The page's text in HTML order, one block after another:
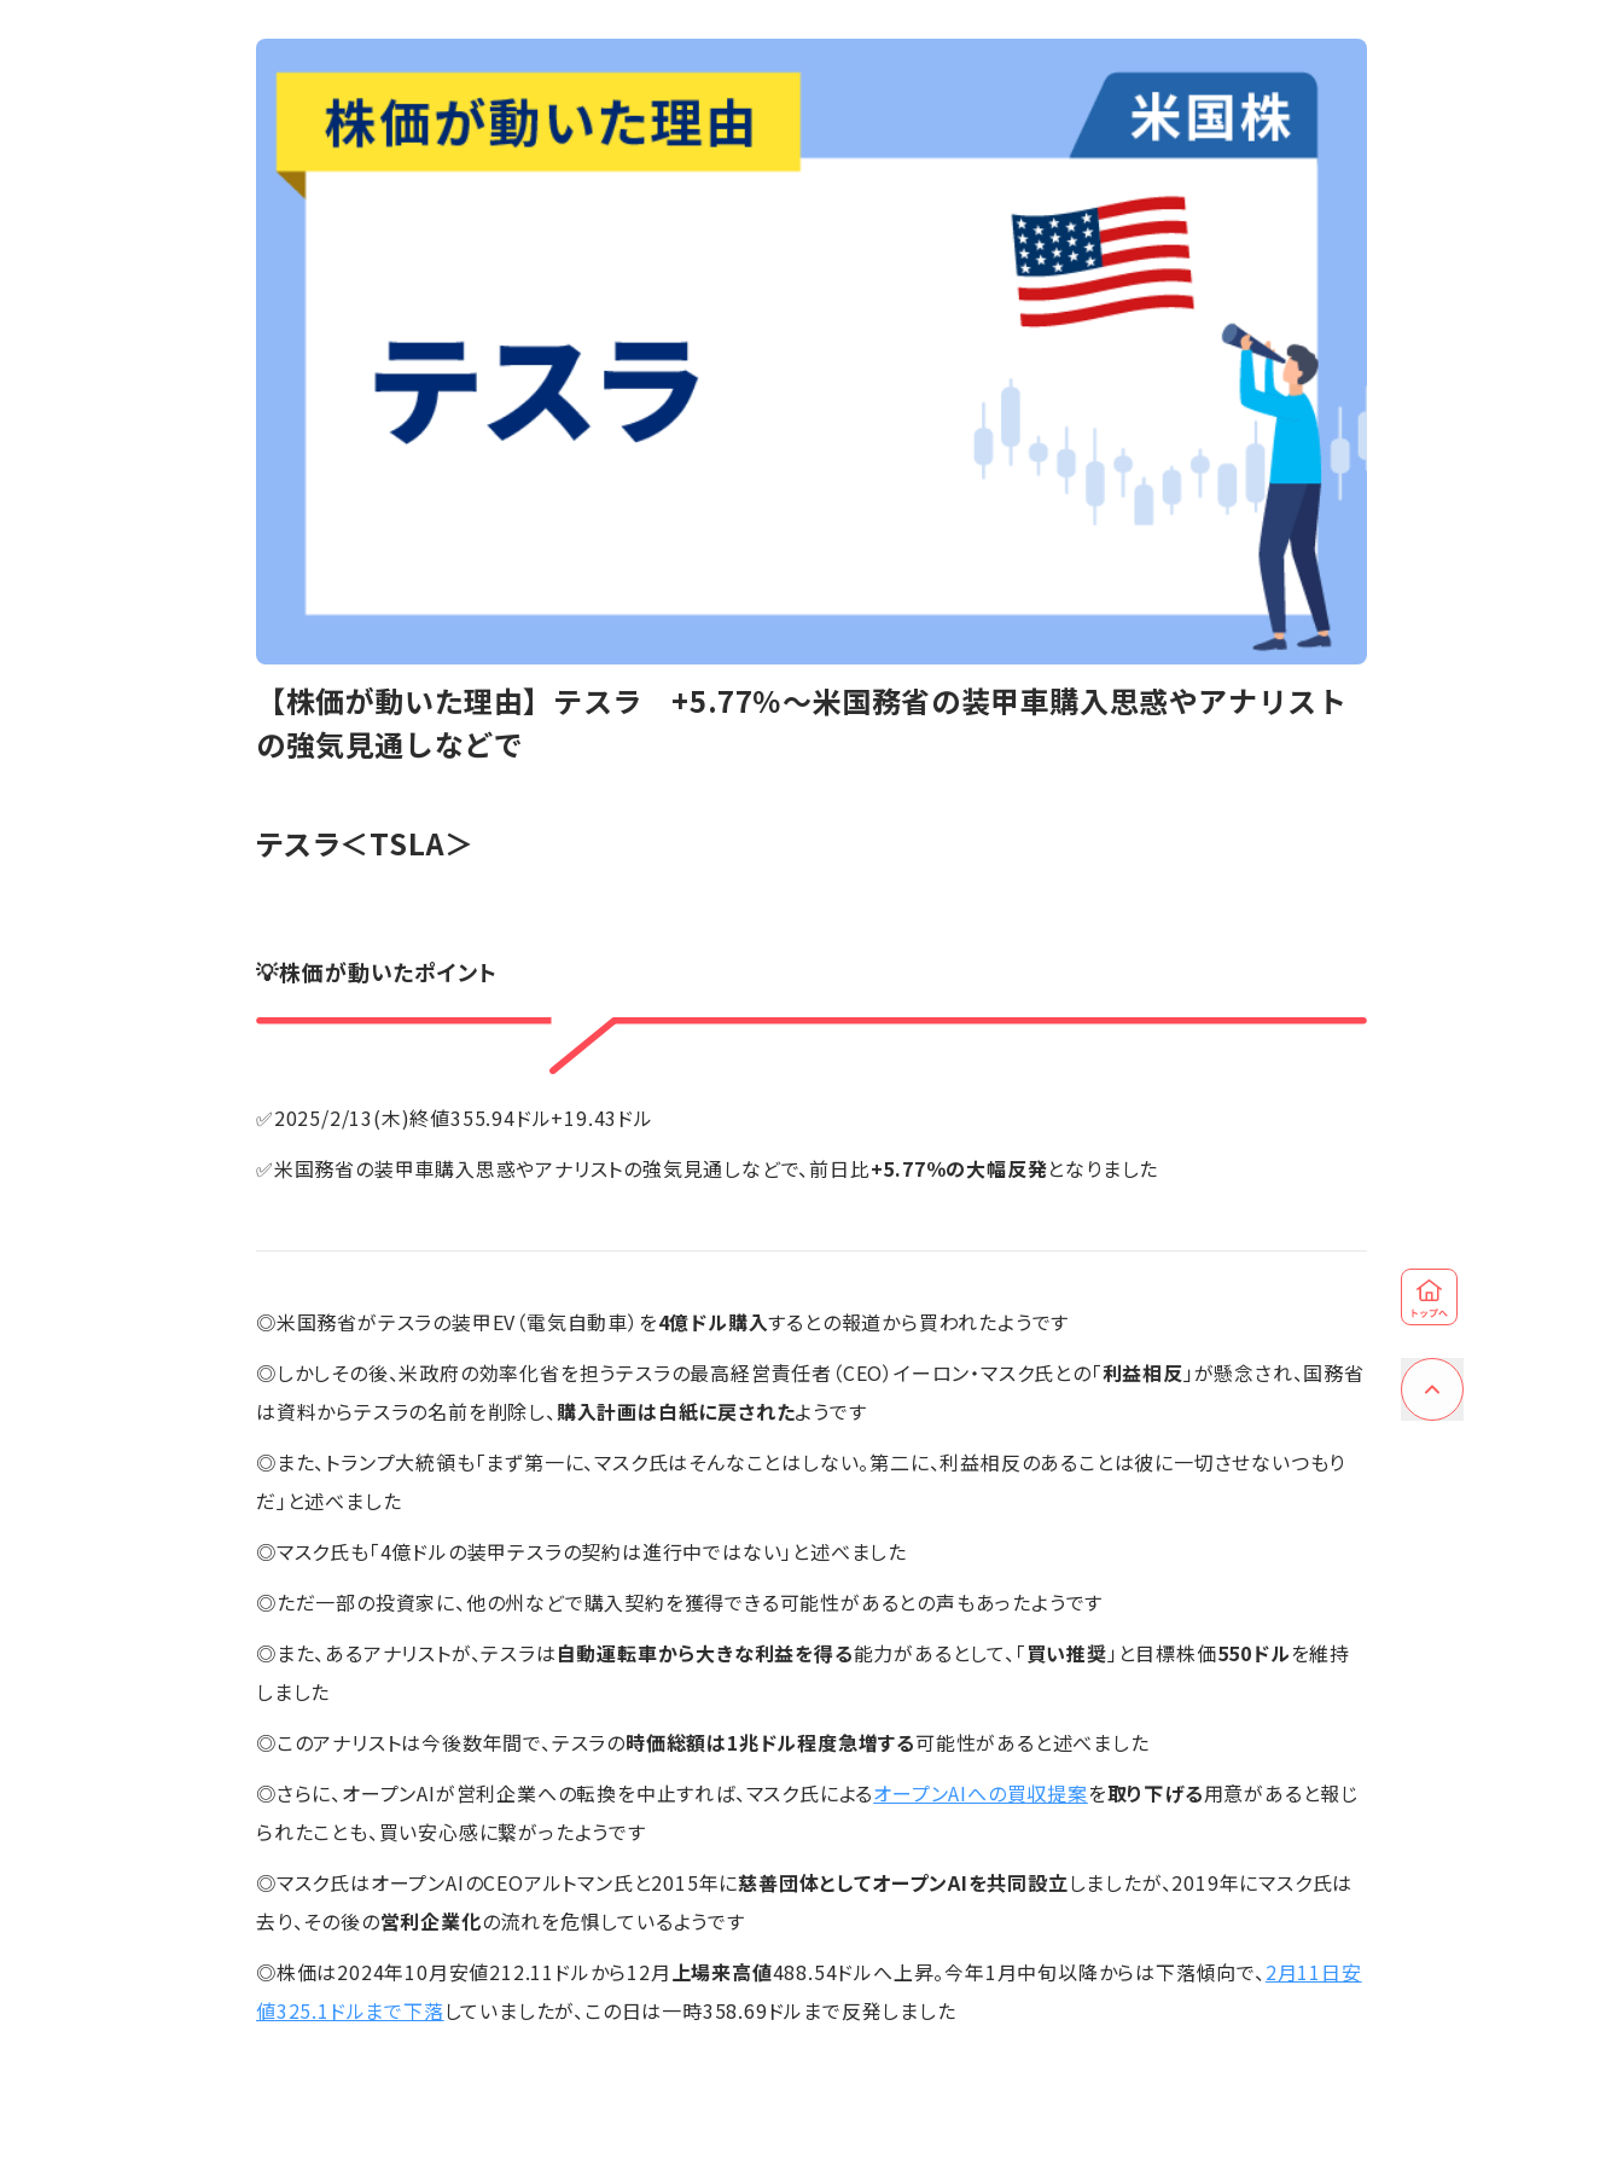
【株価が動いた理由】テスラ +5.77％～米国務省の装甲車購入思惑やアナリスト
の強気見通しなどで
テスラ＜TSLA＞
💡株価が動いたポイント
✅2025/2/13(木)終値355.94ドル+19.43ドル
✅米国務省の装甲車購入思惑やアナリストの強気見通しなどで、前日比+5.77％の大幅反発となりました
◎米国務省がテスラの装甲EV（電気自動車）を4億ドル購入するとの報道から買われたようです
◎しかしその後、米政府の効率化省を担うテスラの最高経営責任者（CEO）イーロン・マスク氏との「利益相反 」が懸念され、国務省
は資料からテスラの名前を削除し、購入計画は白紙に戻されたようです
◎また、トランプ大統領も「まず第一に、マスク氏はそんなことはしない。第二に、利益相反のあることは彼に一切させないつもり
だ」と述べました
◎マスク氏も「4億ドルの装甲テスラの契約は進行中ではない」と述べました
◎ただ一部の投資家に、他の州などで購入契約を獲得できる可能性があるとの声もあったようです
◎また、あるアナリストが、テスラは自動運転車から大きな利益を得る能力があるとして、「買い推奨 」と目標株価550ドルを維持
しました
◎このアナリストは今後数年間で、テスラの時価総額は1兆ドル程度急増する可能性があると述べました
◎さらに、オープンAIが営利企業への転換を中止すれば、マスク氏によるオープンAIへの買収提案を取り下げる用意があると報じ
られたことも、買い安心感に繋がったようです
◎マスク氏はオープンAIのCEOアルトマン氏と2015年に慈善団体としてオープンAIを共同設立しましたが、2019年にマスク氏は
去り、その後の営利企業化の流れを危惧しているようです
◎株価は2024年10月安値212.11ドルから12月上場来高値488.54ドルへ上昇。今年1月中旬以降からは下落傾向で、2月11日安
値325.1ドルまで下落していましたが、この日は一時358.69ドルまで反発しました